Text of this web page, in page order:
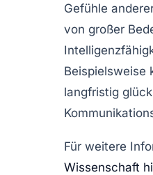
Gefühle
von großer
Beispielsweise
langfristig
Für weitere
Wissenschaft